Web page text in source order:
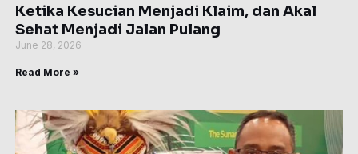
Ketika Kesucian Menjadi Klaim, dan Akal
Sehat Menjadi Jalan Pulang
June 28, 2026
Read More »